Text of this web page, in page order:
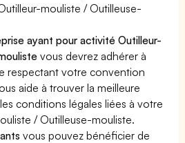
mouliste / Outilleuse-
ayant pour activité Outilleur-
vous devrez adhérer à
respectant votre convention
aide à trouver la meilleure
conditions légales liées à votre
/ Outilleuse-mouliste.
vous pouvez bénéficier de